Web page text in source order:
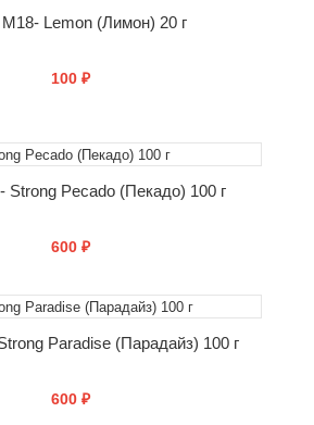
Lemon (Лимон) 20 г
100 ₽
КУПИТЬ
Strong Pecado (Пекадо) 100 г
600 ₽
КУПИТЬ
Paradise (Парадайз) 100 г
600 ₽